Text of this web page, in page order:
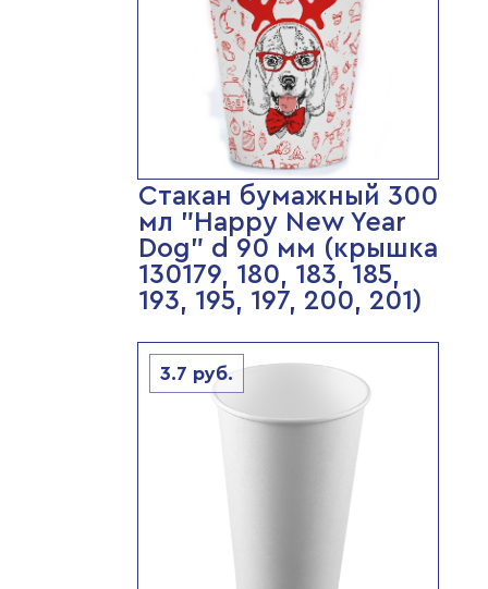
Стакан бумажный 300
мл "Happy New Year
Dog" d 90 мм (крышка
130179, 180, 183, 185,
193, 195, 197, 200, 201)
3.7 руб.